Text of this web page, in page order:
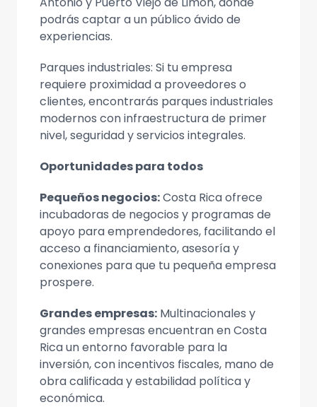
podrás captar a un público ávido de
experiencias.
Parques industriales: Si tu empresa
requiere proximidad a proveedores o
clientes, encontrarás parques industriales
modernos con infraestructura de primer
nivel, seguridad y servicios integrales.
Oportunidades para todos
Pequeños negocios:Costa Rica ofrece
incubadoras de negocios y programas de
apoyo para emprendedores, facilitando el
acceso a financiamiento, asesoría y
conexiones para que tu pequeña empresa
prospere.
Grandes empresas: Multinacionales y
grandes empresas encuentran en Costa
Rica un entorno favorable para la
inversión, con incentivos fiscales, mano de
obra calificada y estabilidad política y
económica.